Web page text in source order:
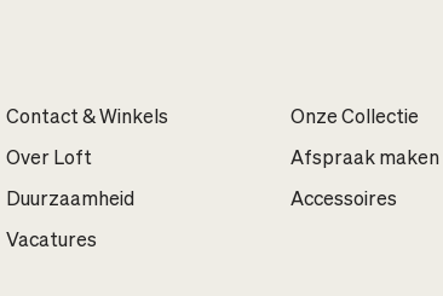
Contact & Winkels
Over Loft
Duurzaamheid
Vacatures
Onze Collectie
Afspraak maken
Accessoires